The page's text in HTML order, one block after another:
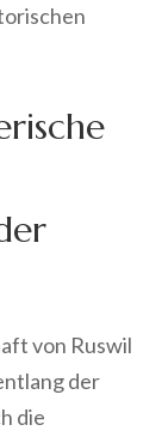
von Ruswil
der
die